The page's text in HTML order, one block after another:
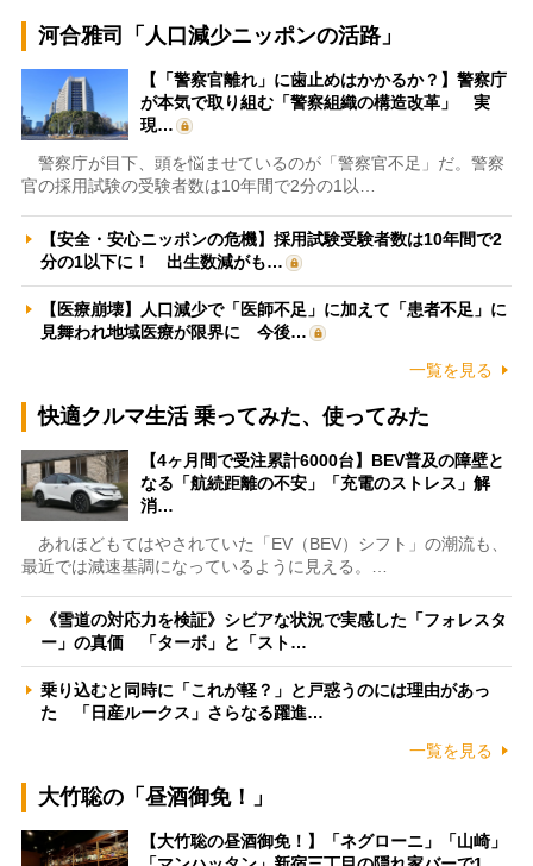
河合雅司「人口減少ニッポンの活路」
【「警察官離れ」に歯止めはかかるか？】警察庁
が本気で取り組む「警察組織の構造改革」 実
現…
警察庁が目下、頭を悩ませているのが「警察官不足」だ。警察
官の採用試験の受験者数は10年間で2分の1以…
【安全・安心ニッポンの危機】採用試験受験者数は10年間で2
分の1以下に！ 出生数減がも…
【医療崩壊】人口減少で「医師不足」に加えて「患者不足」に
見舞われ地域医療が限界に 今後…
一覧を見る
快適クルマ生活 乗ってみた、使ってみた
【4ヶ月間で受注累計6000台】BEV普及の障壁と
なる「航続距離の不安」「充電のストレス」解
消…
あれほどもてはやされていた「EV（BEV）シフト」の潮流も、
最近では減速基調になっているように見える。…
《雪道の対応力を検証》シビアな状況で実感した「フォレスタ
ー」の真価 「ターボ」と「スト…
乗り込むと同時に「これが軽？」と戸惑うのには理由があっ
た 「日産ルークス」さらなる躍進…
一覧を見る
大竹聡の「昼酒御免！」
【大竹聡の昼酒御免！】「ネグローニ」「山崎」